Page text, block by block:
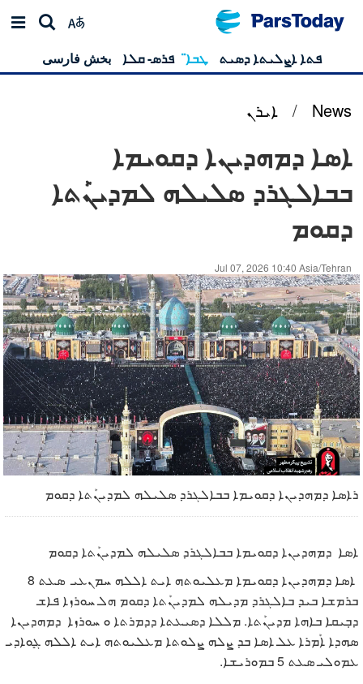
ܦܬܐ ܐܨܠܝܬܐ ܕܣܝܬ ܛܒܐ̈ ܦܪܣ- ܩܠܐ بخش فارسی
News
/ ܐܝܪܢ
ܐܣܐ ܕܡܗܕܝܢܐ ܕܩܘܝܡܐ
ܒܒܐܠܓܪܕ ܣܠܝܠܗ ܠܡܕܝܢܰܬܐ
ܕܩܘܡ
Jul 07, 2026 10:40 Asia/Tehran
ܪܐܣܐ ܕܡܗܕܝܢܐ ܕܩܘܝܡܐ ܒܒܐܠܓܪܕ ܣܠܝܠܗ ܠܡܕܝܢܰܬܐ ܕܩܘܡ
ܐܣܐ ܕܡܗܕܝܢܐ ܕܩܘܝܡܐ ܒܒܐܠܓܪܕ ܣܠܝܠܗ ܠܡܕܝܢܰܬܐ ܕܩܘܡ
ܐܣܐ ܕܡܗܕܝܢܐ ܕܩܘܝܡܐ ܡܥܠܝܘܬܗ ܐܝܬ ܐܠܠܗ ܚܡܢܥܝ ܣܥܬ 8
ܒܪܡܫܐ ܒܝܕ ܒܐܠܓܪܕ ܡܕܝܠܗ ܠܡܕܝܢܰܬܐ ܕܩܘܡ ܗܠ ܚܘܪܙܐ ܦܐܫ
ܕܒܼܝܩܐ ܒܐܗܐ ܡܕܝܢܰܬܐ. ܡܠܠܐ ܕܣܝܥܬܐ ܕܕܡܪܬܐ ܘ ܚܘܪܙܐ ܕܡܗܕܝܢܐ
ܣܗܕܐ ܐܰܡܪܐ ܥܠ ܐܣܐ ܒܕ ܨܠܗ ܨܠܘܬܐ ܡܥܠܝܘܬܗ ܐܝܬ ܐܠܠܗ ܓܻܘܐܕܝ
ܥܡܘܠܝ ܣܥܬ 5 ܒܡܘܪܝܫܐ.